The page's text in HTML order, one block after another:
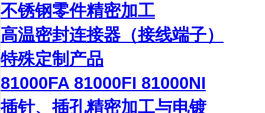
不锈钢零件精密加工
高温密封连接器（接线端子）
特殊定制产品
81000FA 81000FI 81000NI
插针、插孔精密加工与电镀